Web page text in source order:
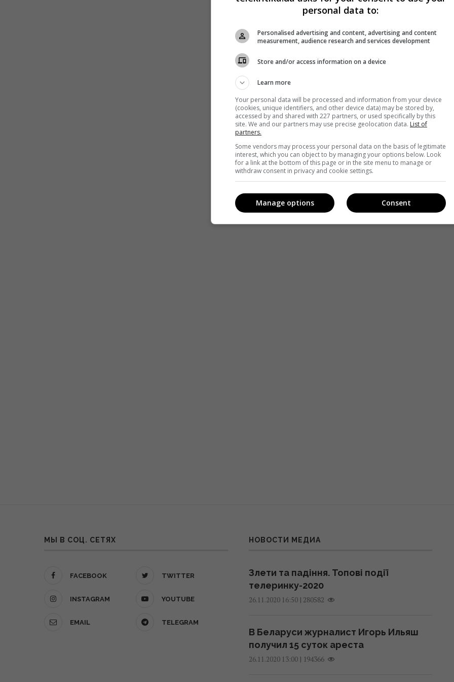
МЫ В СОЦ. СЕТЯХ
FACEBOOK TWITTER
INSTAGRAM YOUTUBE
EMAIL TELEGRAM
НОВОСТИ МЕДИА
Злети та падіння. Топові події
телеринку-2020
26.11.2020 16:50| 280582
В Беларуси журналист Игорь Ильяш
получил 15 суток ареста
26.11.2020 13:00| 194366
personal data to:
Personalised advertising and content, advertising and content
measurement, audience research and services development
Store and/or access information on a device
Learn more
Your personal data will be processed and information from your device
(cookies, unique identifiers, and other device data) may be stored by,
accessed by and shared with 227 partners, or used specifically by this
site. We and our partners may use precise geolocation data. List of
partners.
Some vendors may process your personal data on the basis of legitimate
interest, which you can object to by managing your options below. Look
for a link at the bottom of this page or in the site menu to manage or
withdraw consent in privacy and cookie settings.
Consent
Manage options